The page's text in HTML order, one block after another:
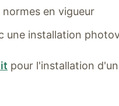
en vigueur
une installation
pour l'installation